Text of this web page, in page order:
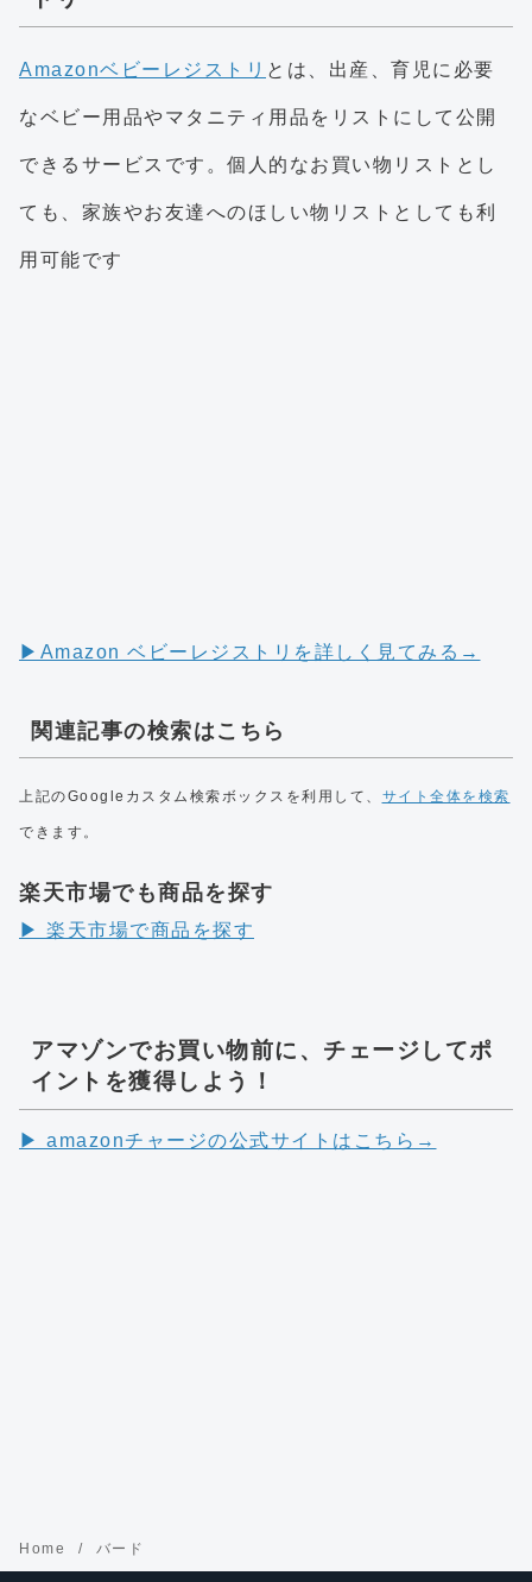
Amazonベビーレジストリ とは、出産、育児に必要
なベビー用品やマタニティ用品をリストにして公開
できるサービスです。個人的なお買い物リストとし
ても、家族やお友達へのほしい物リストとしても利
用可能です
▶︎Amazon ベビーレジストリを詳しく見てみる→
関連記事の検索はこちら
上記のGoogleカスタム検索ボックスを利用して、 サイト全体を検索
できます。
楽天市場でも商品を探す
▶︎ 楽天市場で商品を探す
アマゾンでお買い物前に、チェージしてポ
イントを獲得しよう！
▶︎ amazonチャージの公式サイトはこちら→
Home バード